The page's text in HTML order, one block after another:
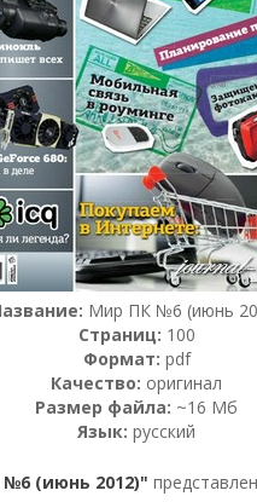
Мир ПК №6 (июнь
Страниц: 100
Формат: pdf
Качество: оригинал
Размер файла: ~16 Мб
Язык: русский
(июнь 2012)"